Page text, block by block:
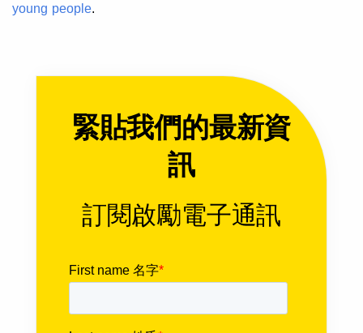
young people.
緊貼我們的最新資
訊
訂閱啟勵電子通訊